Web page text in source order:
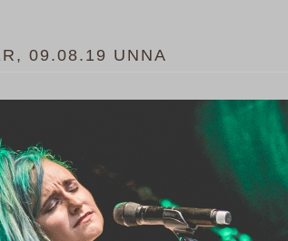
09.08.19 UNNA